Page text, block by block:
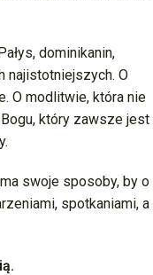
dominikanin,
najistotniejszych. O
O modlitwie, która nie
który zawsze jest
swoje sposoby, by o
spotkaniami, a